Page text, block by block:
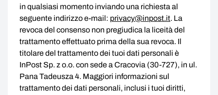
in qualsiasi momento inviando una richiesta al
seguente indirizzo e-mail: privacy@inpost.it. La
revoca del consenso non pregiudica la liceità del
trattamento effettuato prima della sua revoca. Il
titolare del trattamento dei tuoi dati personali è
InPost Sp. z o.o. con sede a Cracovia (30-727), in ul.
Pana Tadeusza 4. Maggiori informazioni sul
trattamento dei dati personali, inclusi i tuoi diritti,